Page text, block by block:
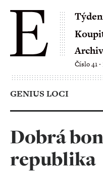
Archiv
Číslo 41
GENIUS LOCI
Dobrá
republika